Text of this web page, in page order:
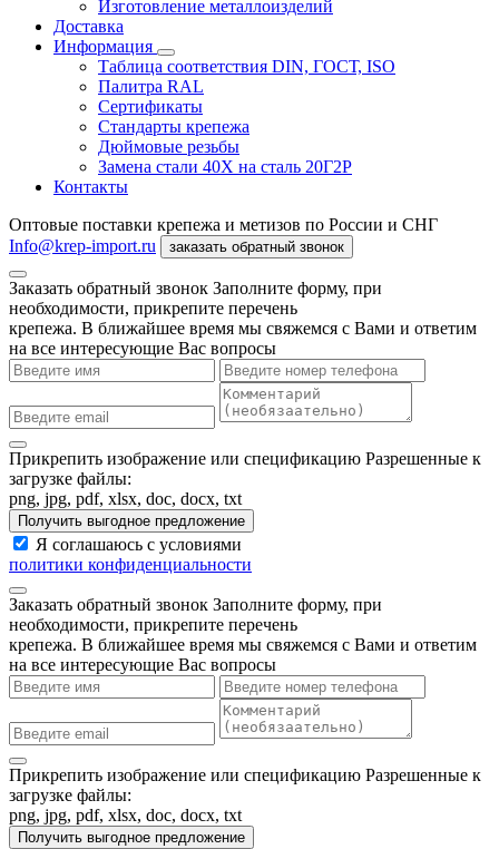
Изготовление металлоизделий
Доставка
Информация
Таблица соответствия DIN, ГОСТ, ISO
Палитра RAL
Сертификаты
Стандарты крепежа
Дюймовые резьбы
Замена стали 40Х на сталь 20Г2Р
Контакты
Оптовые поставки крепежа и метизов по России и СНГ
Info@krep-import.ru
заказать обратный звонок
Заказать обратный звонок Заполните форму, при
необходимости, прикрепите перечень
крепежа. В ближайшее время мы свяжемся с Вами и ответим
на все интересующие Вас вопросы
Прикрепить изображение или спецификацию Разрешенные к
загрузке файлы:
png, jpg, pdf, xlsx, doc, docx, txt
Получить выгодное предложение
Я соглашаюсь с условиями
политики конфиденциальности
Заказать обратный звонок Заполните форму, при
необходимости, прикрепите перечень
крепежа. В ближайшее время мы свяжемся с Вами и ответим
на все интересующие Вас вопросы
Прикрепить изображение или спецификацию Разрешенные к
загрузке файлы:
png, jpg, pdf, xlsx, doc, docx, txt
Получить выгодное предложение